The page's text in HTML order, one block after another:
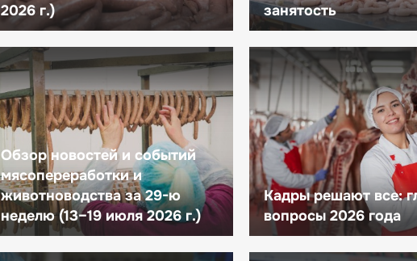
2026 г.)
занятость
Обзор новостей и событий
мясопереработки и
животноводства за 29-ю
неделю (13–19 июля 2026 г.)
Кадры решают все:
вопросы 2026 года